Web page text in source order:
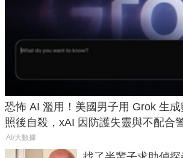
恐怖 AI 濫用！美國男子用 Grok 生
照後自殺，xAI 因防護失靈與不配合
AI/大數據